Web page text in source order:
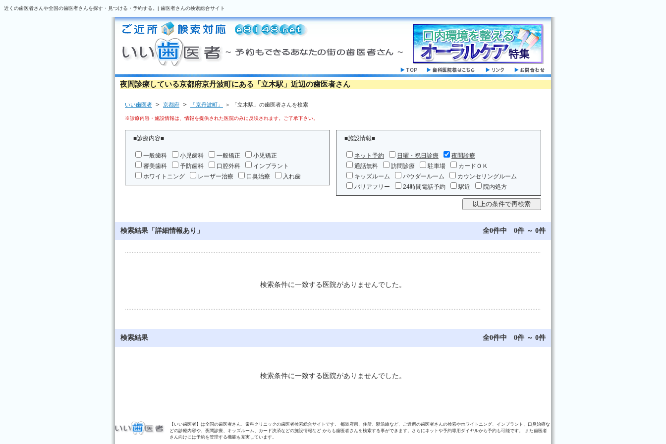
近くの歯医者さんや全国の歯医者さんを探す・見つける・予約する。| 歯医者さんの検索総合サイト
夜間診療している京都府京丹波町にある「立木駅」近辺の歯医者さん
いい歯医者 ＞ 京都府 ＞ 「京丹波町」 ＞ 「立木駅」の歯医者さんを検索
※診療内容・施設情報は、情報を提供された医院のみに反映されます。ご了承下さい。
■診療内容■
一般歯科 小児歯科 一般矯正
小児矯正
審美歯科
予防歯科 口腔外科
インプラント
ホワイトニング
レーザー治療 口臭治療 入れ歯
■施設情報■
ネット予約 日曜・祝日診療
夜間診療
通話無料
訪問診療 駐車場
カードＯＫ
キッズルーム
パウダールーム
カウンセリングルーム
バリアフリー
24時間電話予約 駅近 院内処方
検索結果「詳細情報あり」 全0件中 0件 ～ 0件
検索条件に一致する医院がありませんでした。
検索結果 全0件中 0件 ～ 0件
検索条件に一致する医院がありませんでした。
【いい歯医者】は全国の歯医者さん、歯科クリニックの歯医者検索総合サイトです。 都道府県、住所、駅沿線など、ご近所の歯医者さんの検索やホワイトニング、インプラント、口臭治療な
どの診療内容や、夜間診療、キッズルーム、カード決済などの施設情報など からも歯医者さんを検索する事ができます。さらにネットや予約専用ダイヤルから予約も可能です。 また歯医者
さん向けには予約を管理する機能も充実しています。